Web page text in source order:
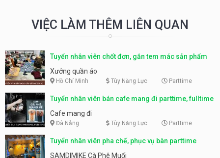
VIỆC LÀM THÊM LIÊN QUAN
Tuyển nhân viên chốt đơn, gắn tem mác sản phẩm
Xưởng quần áo
Hồ Chí Minh Tùy Năng Lực Parttime
Tuyển nhân viên bán cafe mang đi parttime, fulltime
Cafe mang đi
Đà Nẵng Tùy Năng Lực Parttime
Tuyển nhân viên pha chế, phục vụ bàn parttime
SAMDIMIKE Cà Phê Muối